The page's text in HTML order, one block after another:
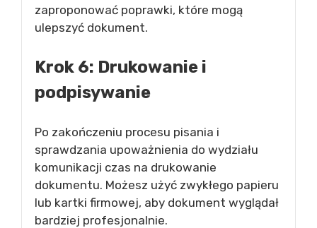
zaproponować poprawki, które mogą
ulepszyć dokument.
Krok 6: Drukowanie i
podpisywanie
Po zakończeniu procesu pisania i
sprawdzania upoważnienia do wydziału
komunikacji czas na drukowanie
dokumentu. Możesz użyć zwykłego papieru
lub kartki firmowej, aby dokument wyglądał
bardziej profesjonalnie.